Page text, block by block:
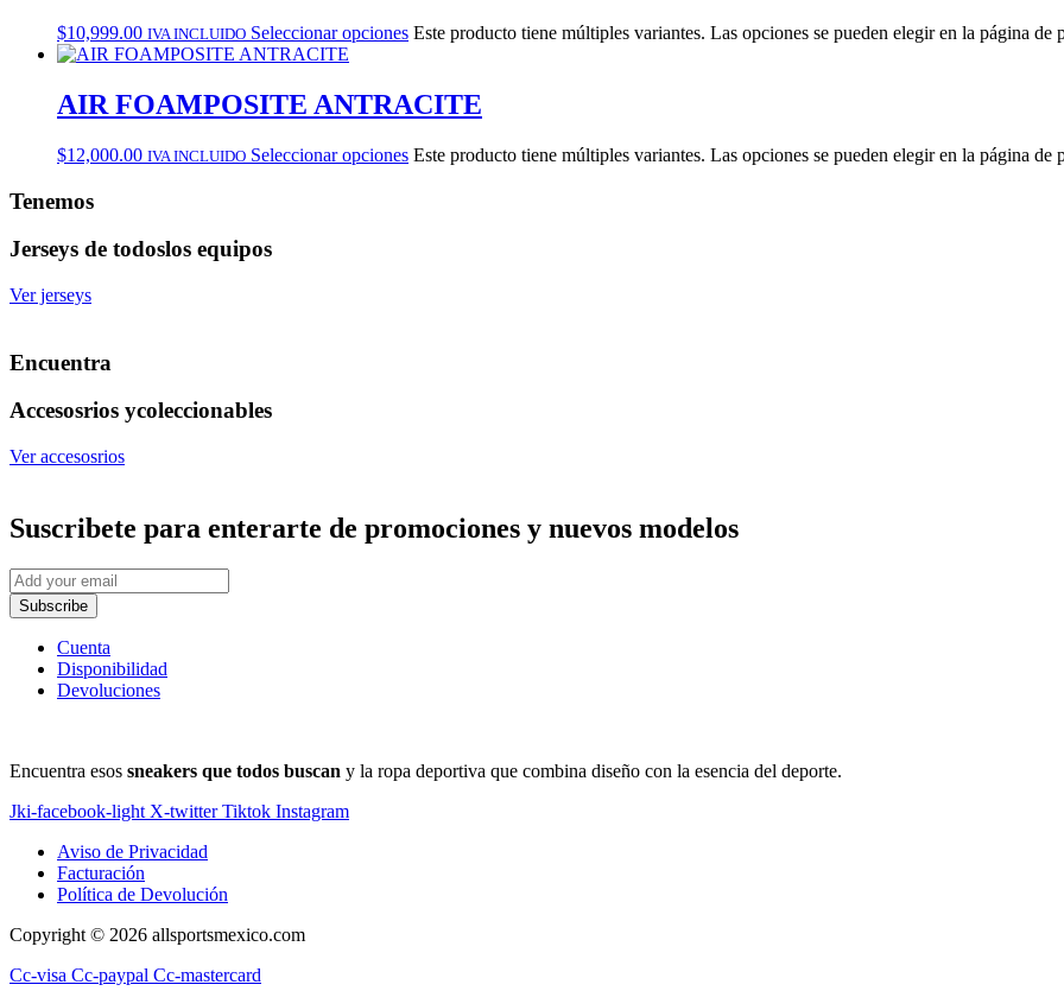
$10,999.00 IVA INCLUIDO Seleccionar opciones Este producto tiene múltiples variantes. Las opciones se pueden elegir en la página de
AIR FOAMPOSITE ANTRACITE
$12,000.00 IVA INCLUIDO Seleccionar opciones Este producto tiene múltiples variantes. Las opciones se pueden elegir en la página de
Tenemos
Jerseys de todoslos equipos
Ver jerseys
Encuentra
Accesosrios ycoleccionables
Ver accesosrios
Suscribete para enterarte de promociones y nuevos modelos
Subscribe
Cuenta
Disponibilidad
Devoluciones
Encuentra esos sneakers que todos buscan y la ropa deportiva que combina diseño con la esencia del deporte.
Jki-facebook-light X-twitter Tiktok Instagram
Aviso de Privacidad
Facturación
Política de Devolución
Copyright © 2026 allsportsmexico.com
Cc-visa Cc-paypal Cc-mastercard